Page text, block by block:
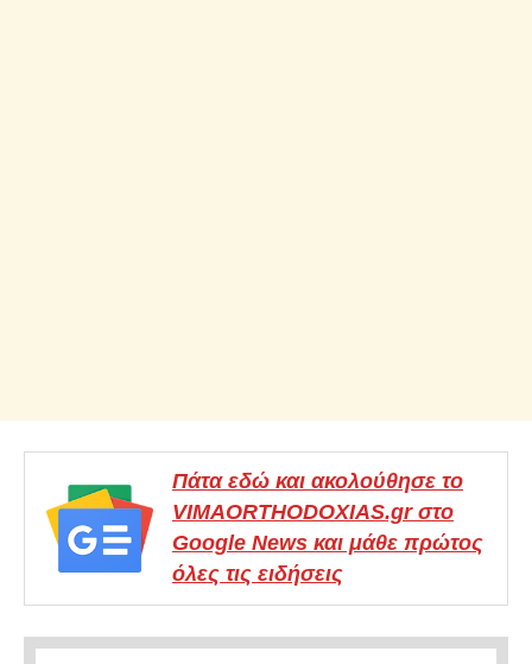
Πάτα εδώ και ακολούθησε το
VIMAORTHODOXIAS.gr στο
Google News και μάθε πρώτος
όλες τις ειδήσεις